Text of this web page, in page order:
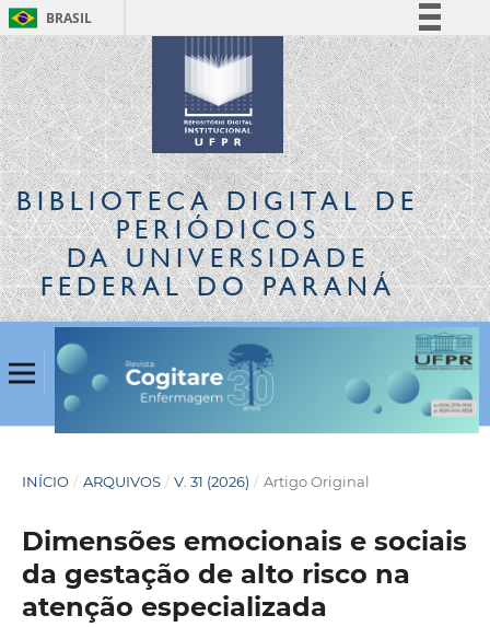
BRASIL
Simplifique!
Comunica BR
Participe
Acesso à informação
Legislação
Canais
BIBLIOTECA DIGITALDE
PERIÓDICOS
DA UNIVERSIDADE
FEDERAL DO PARANÁ
INÍCIO / ARQUIVOS / V. 31 (2026) / Artigo Original
Dimensões emocionais e sociais
da gestação de alto risco na
atenção especializada